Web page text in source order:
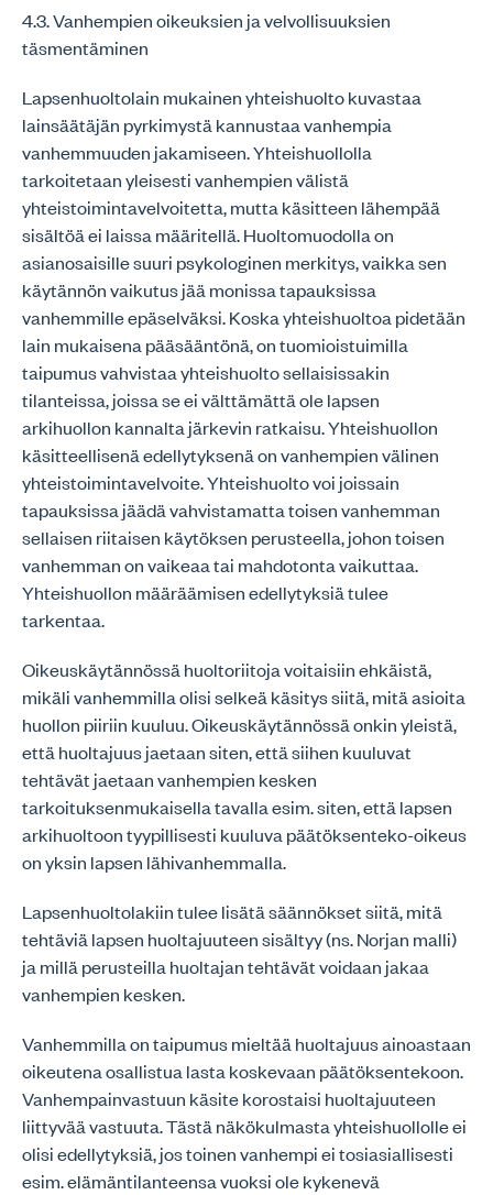
4.3. Vanhempien oikeuksien ja velvollisuuksien
täsmentäminen
Lapsenhuoltolain mukainen yhteishuolto kuvastaa
lainsäätäjän pyrkimystä kannustaa vanhempia
vanhemmuuden jakamiseen. Yhteishuollolla
tarkoitetaan yleisesti vanhempien välistä
yhteistoimintavelvoitetta, mutta käsitteen lähempää
sisältöä ei laissa määritellä. Huoltomuodolla on
asianosaisille suuri psykologinen merkitys, vaikka sen
käytännön vaikutus jää monissa tapauksissa
vanhemmille epäselväksi. Koska yhteishuoltoa pidetään
lain mukaisena pääsääntönä, on tuomioistuimilla
taipumus vahvistaa yhteishuolto sellaisissakin
tilanteissa, joissa se ei välttämättä ole lapsen
arkihuollon kannalta järkevin ratkaisu. Yhteishuollon
käsitteellisenä edellytyksenä on vanhempien välinen
yhteistoimintavelvoite. Yhteishuolto voi joissain
tapauksissa jäädä vahvistamatta toisen vanhemman
sellaisen riitaisen käytöksen perusteella, johon toisen
vanhemman on vaikeaa tai mahdotonta vaikuttaa.
Yhteishuollon määräämisen edellytyksiä tulee
tarkentaa.
Oikeuskäytännössä huoltoriitoja voitaisiin ehkäistä,
mikäli vanhemmilla olisi selkeä käsitys siitä, mitä asioita
huollon piiriin kuuluu. Oikeuskäytännössä onkin yleistä,
että huoltajuus jaetaan siten, että siihen kuuluvat
tehtävät jaetaan vanhempien kesken
tarkoituksenmukaisella tavalla esim. siten, että lapsen
arkihuoltoon tyypillisesti kuuluva päätöksenteko-oikeus
on yksin lapsen lähivanhemmalla.
Lapsenhuoltolakiin tulee lisätä säännökset siitä, mitä
tehtäviä lapsen huoltajuuteen sisältyy (ns. Norjan malli)
ja millä perusteilla huoltajan tehtävät voidaan jakaa
vanhempien kesken.
Vanhemmilla on taipumus mieltää huoltajuus ainoastaan
oikeutena osallistua lasta koskevaan päätöksentekoon.
Vanhempainvastuun käsite korostaisi huoltajuuteen
liittyvää vastuuta. Tästä näkökulmasta yhteishuollolle ei
olisi edellytyksiä, jos toinen vanhempi ei tosiasiallisesti
esim. elämäntilanteensa vuoksi ole kykenevä